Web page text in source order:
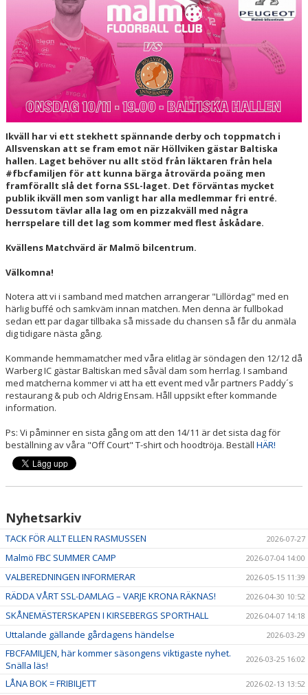
HALL OF FAME
Ikväll har vi ett stekhett spännande derby och toppmatch i
Allsvenskan att se fram emot när Höllviken gästar Baltiska
hallen. Laget behöver nu allt stöd från läktaren från hela
#fbcfamiljen för att kunna bärga åtrovärda poäng men
framförallt slå det forna SSL-laget. Det förväntas mycket
publik ikväll men som vanligt har alla medlemmar fri entré.
Dessutom tävlar alla lag om en pizzakväll med några
herrspelare till det lag som kommer med flest åskådare.
Kvällens Matchvärd är Malmö bilcentrum.
Välkomna!
Notera att vi i samband med matchen arrangerar "Lillördag" med en
härlig buffé och samkväm innan matchen. Men denna är fullbokad
sedan ett par dagar tillbaka så missade du chansen så får du anmäla
dig tidigare nästa gång.
Kommande hemmamatcher med våra elitlag är söndagen den 12/12 då
Warberg IC gästar Baltiskan med såväl dam som herrlag. I samband
med matcherna kommer vi att ha ett event med vår partners Paddy´s
restaurang & pub och Aldrig Ensam. Håll uppsikt efter kommande
information.
Ps: Vi påminner en sista gång om att den 14/11 är det sista dag för
beställning av våra "Off Court" T-shirt och hoodtröja. Beställ HÄR!
Nyhetsarkiv
TACK FÖR ALLT ELLEN RASMUSSEN 2026-07-27
Malmö FBC SUMMER CAMP 2026-07-04 14:00
VALBEREDNINGEN INFORMERAR 2026-05-15 11:39
RÄDDA VÅRT SSL-DAMLAG – VARJE KRONA RÄKNAS! 2026-04-30 10:52
SKÅNEMÄSTERSKAPEN I KIRSEBERGS SPORTHALL 2026-04-07 14:18
Uttalande gällande gårdagens händelse 2026-03-29
FBCFAMILJEN, här kommer säsongens viktigaste nyhet.
Snälla läs!
2026-03-25 16:02
LÅNA BOK = FRIBILJETT 2026-02-13 13:52